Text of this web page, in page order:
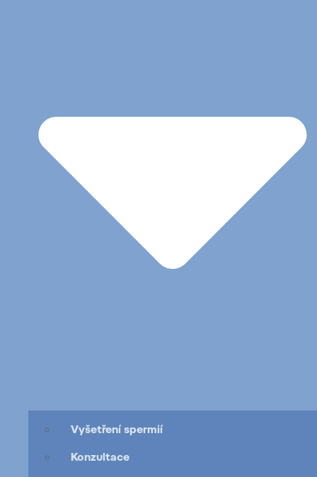
Vyšetření spermií
Konzultace